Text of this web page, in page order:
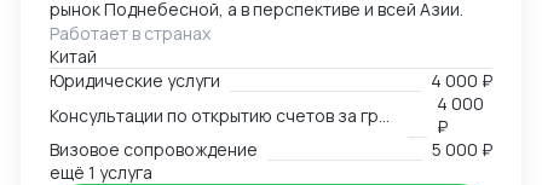
рынок Поднебесной, а в перспективе и всей Азии.
Работает в странах
Китай
Юридические услуги
4 000 ₽
4 000
₽
Визовое сопровождение
5 000 ₽
ещё 1 услуга